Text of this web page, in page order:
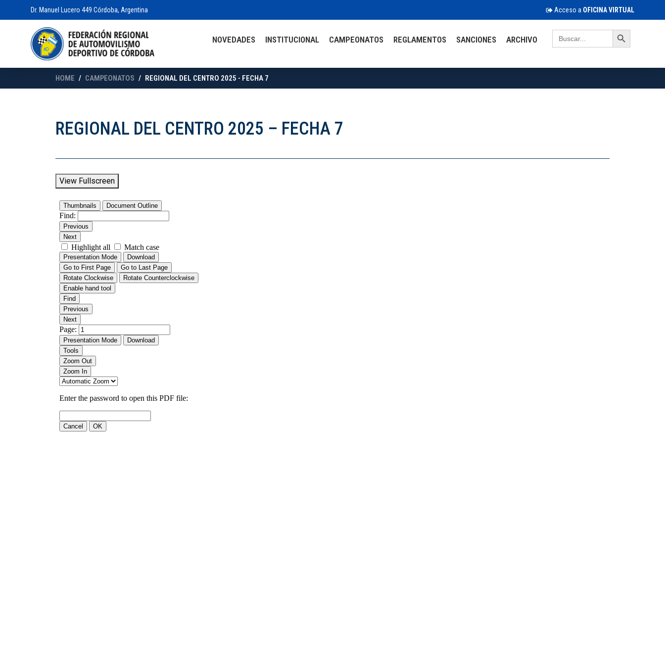
Dr. Manuel Lucero 449 Córdoba, Argentina Acceso a OFICINA VIRTUAL
NOVEDADES INSTITUCIONAL CAMPEONATOS REGLAMENTOS SANCIONES ARCHIVO
Search
for:
Search Button
HOME CAMPEONATOS REGIONAL DEL CENTRO 2025 - FECHA 7
REGIONAL DEL CENTRO 2025 – FECHA 7
View Fullscreen